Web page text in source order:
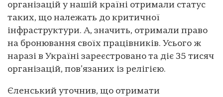
організацій у нашій країні отримали статус
таких, що належать до критичної
інфраструктури. А, значить, отримали право
на бронювання своїх працівників. Усього ж
наразі в Україні зареєстровано та діє 35 тисяч
організацій, пов’язаних із релігією.
Єленський уточнив, що отримати